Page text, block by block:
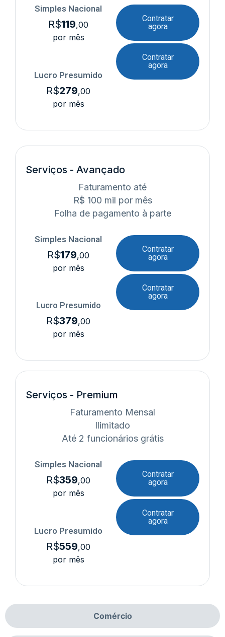
Comércio
Simples Nacional
R$119,00
por mês
Contratar
agora
Lucro Presumido
R$279,00
por mês
Contratar
agora
Serviços - Avançado
Faturamento até
R$ 100 mil por mês
Folha de pagamento à parte
Simples Nacional
R$179,00
por mês
Contratar
agora
Lucro Presumido
R$379,00
por mês
Contratar
agora
Serviços - Premium
Faturamento Mensal
Ilimitado
Até 2 funcionários grátis
Simples Nacional
R$359,00
por mês
Contratar
agora
Lucro Presumido
R$559,00
por mês
Contratar
agora